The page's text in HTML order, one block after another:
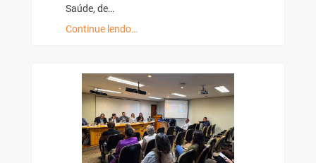
Saúde, de…
Continue lendo…